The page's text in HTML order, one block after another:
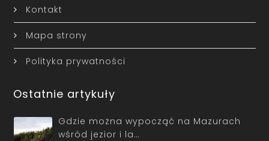
Kontakt
Mapa strony
Polityka prywatności
Ostatnie artykuły
Gdzie można wypocząć na Mazurach
wśród jezior i la…